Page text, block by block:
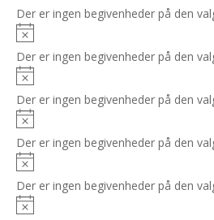
Der er ingen begivenheder på den
Notice
Der er ingen begivenheder på den
Notice
Der er ingen begivenheder på den
Notice
Der er ingen begivenheder på den
Notice
Der er ingen begivenheder på den
Notice